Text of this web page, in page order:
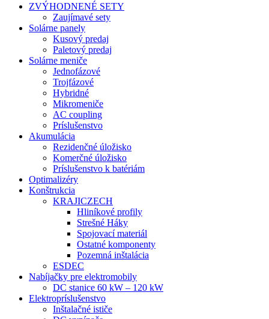
ZVÝHODNENÉ SETY
Zaujímavé sety
Solárne panely
Kusový predaj
Paletový predaj
Solárne meniče
Jednofázové
Trojfázové
Hybridné
Mikromeniče
AC coupling
Príslušenstvo
Akumulácia
Rezidenčné úložisko
Komerčné úložisko
Príslušenstvo k batériám
Optimalizéry
Konštrukcia
KRAJICZECH
Hliníkové profily
Strešné Háky
Spojovací materiál
Ostatné komponenty
Pozemná inštalácia
ESDEC
Nabíjačky pre elektromobily
DC stanice 60 kW – 120 kW
Elektropríslušenstvo
Inštalačné ističe